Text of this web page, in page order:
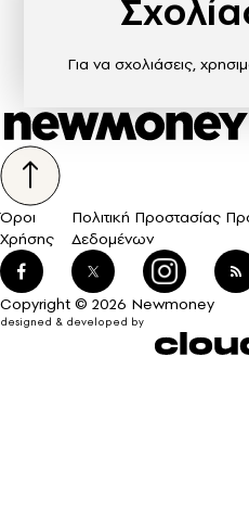
Για να σχολιάσεις,
Όροι
Χρήσης
Πολιτική Προστασίας
Δεδομένων
Copyright © 2026 Newmoney
designed & developed by